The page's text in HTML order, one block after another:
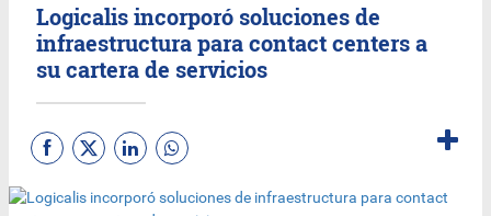
Logicalis incorporó soluciones de
infraestructura para contact centers a
su cartera de servicios